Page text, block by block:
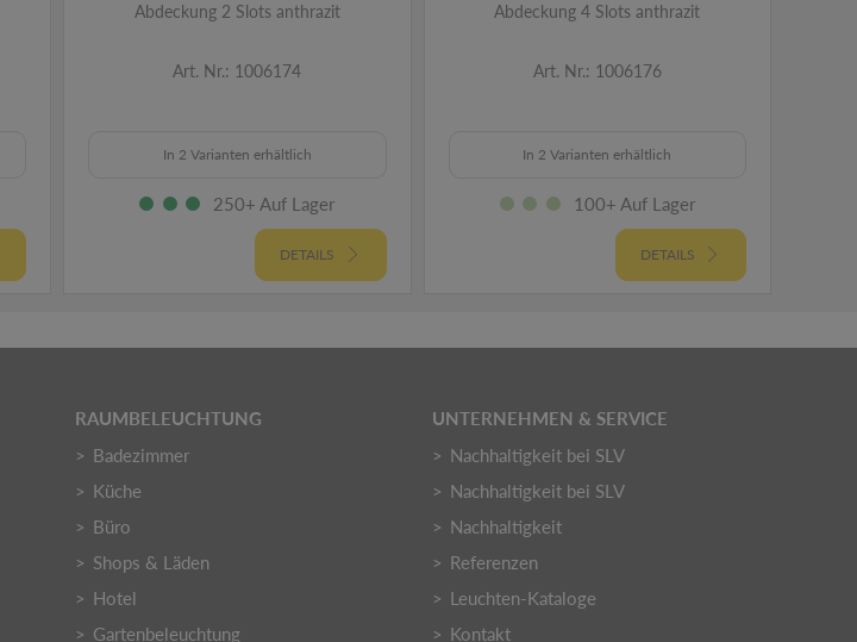
Abdeckung 2 Slots anthrazit
Art. Nr.: 1006174
In 2 Varianten erhältlich
250+ Auf Lager
DETAILS
Abdeckung 4 Slots anthrazit
Art. Nr.: 1006176
In 2 Varianten erhältlich
100+ Auf Lager
DETAILS
RAUMBELEUCHTUNG
Badezimmer
Küche
Büro
Shops & Läden
Hotel
Gartenbeleuchtung
UNTERNEHMEN & SERVICE
Nachhaltigkeit bei SLV
Nachhaltigkeit bei SLV
Nachhaltigkeit
Referenzen
Leuchten-Kataloge
Kontakt